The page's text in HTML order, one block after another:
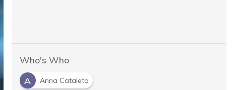
Who's Who
A
Anna Cataleta